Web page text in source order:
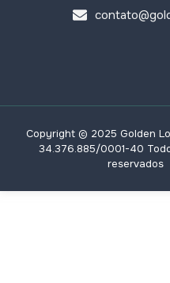
Copyright © 2025 Golden
34.376.885/0001-40
reservados